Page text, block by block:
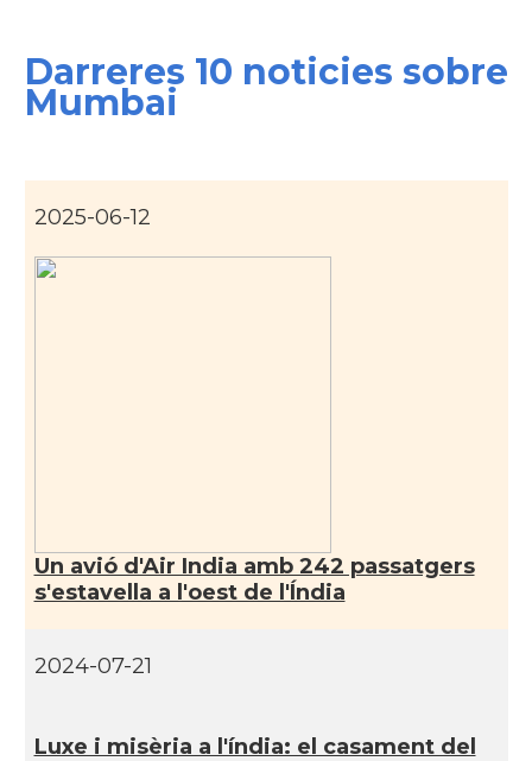
Darreres 10 noticies sobre
Mumbai
2025-06-12
Un avió d'Air India amb 242 passatgers
s'estavella a l'oest de l'Índia
2024-07-21
Luxe i misèria a l'índia: el casament del